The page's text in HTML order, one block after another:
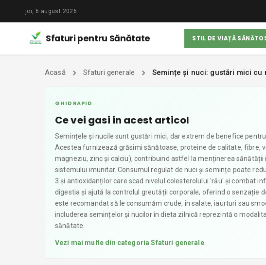
joi, 6 august 2026
Sfaturi pentru Sănătate STIL DE VIAȚĂ
Acasă Sfaturi generale Semințe și nuci: gustări mici cu
GHID RAPID
Ce vei gasi in acest articol
Semințele și nucile sunt gustări mici, dar extrem de benefice
Acestea furnizează grăsimi sănătoase, proteine de calitate, fibre,
magneziu, zinc și calciu), contribuind astfel la menținerea
sistemului imunitar. Consumul regulat de nuci și semințe poate
3 și antioxidanților care scad nivelul colesterolului 'rău' și combat
digestia și ajută la controlul greutății corporale, oferind o senzație
este recomandat să le consumăm crude, în salate, iaurturi sau
includerea semințelor și nucilor în dieta zilnică reprezintă o
sănătate.
Vezi mai multe din categoriaSfaturi generale